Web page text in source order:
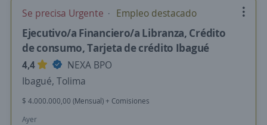
Se precisa Urgente Empleo destacado
Ejecutivo/a Financiero/a Libranza, Crédito
de consumo, Tarjeta de crédito Ibagué
4,4
NEXA BPO
Ibagué, Tolima
$ 4.000.000,00 (Mensual) + Comisiones
Ayer